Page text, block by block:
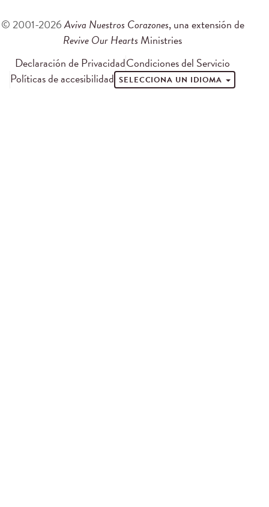
© 2001-2026Aviva Nuestros Corazones, una extensión de
Revive Our Hearts Ministries
Declaración de PrivacidadCondiciones del Servicio
Políticas de accesibilidad SELECCIONA UN IDIOMA